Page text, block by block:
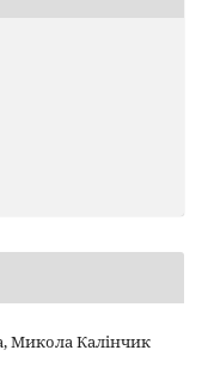
Микола Калінчик